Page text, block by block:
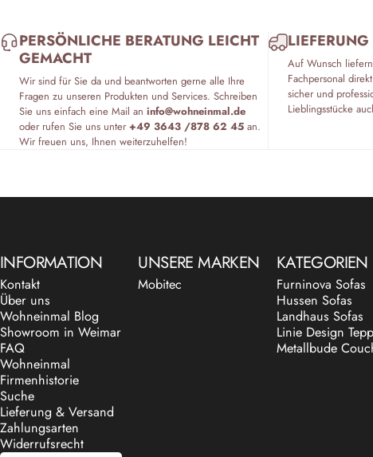
PERSÖNLICHE BERATUNG LEICHT
GEMACHT
Wir sind für Sie da und beantworten gerne alle Ihre
Fragen zu unseren Produkten und Services. Schreiben
Sie uns einfach eine Mail an info@wohneinmal.de
oder rufen Sie uns unter+49 3643 /878 62 45 an.
Wir freuen uns, Ihnen weiterzuhelfen!
Auf Wunsch
Fachpersonal
sicher und
Lieblingsstücke
INFORMATION
Kontakt
Über uns
Wohneinmal Blog
Showroom in Weimar
FAQ
Wohneinmal
Firmenhistorie
Suche
Lieferung & Versand
Zahlungsarten
Widerrufsrecht
UNSERE MARKEN
Mobitec
KATEGORIEN
Furninova Sofas
Hussen Sofas
Landhaus Sofas
Linie Design
Metallbude